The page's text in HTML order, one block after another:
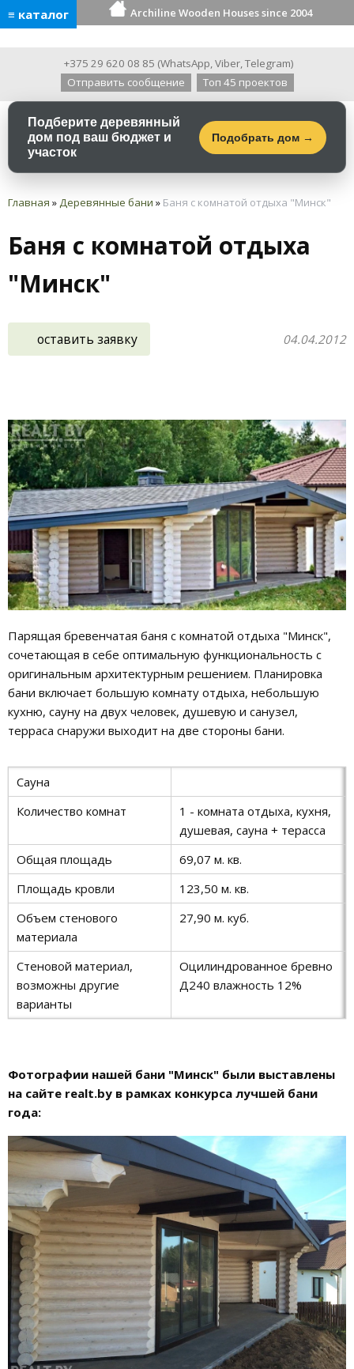
≡ каталог Archiline Wooden Houses since 2004
+375 29 620 08 85 (WhatsApp,Viber,Telegram)
Отправить сообщение
Топ 45 проектов
Подберите деревянный
дом под ваш бюджет и
участок
Подобрать дом →
Главная »Деревянные бани » Баня с комнатой отдыха "Минск"
Баня с комнатой отдыха
"Минск"
оставить заявку 04.04.2012
Парящая бревенчатая баня с комнатой отдыха "Минск",
сочетающая в себе оптимальную функциональность с
оригинальным архитектурным решением. Планировка
бани включает большую комнату отдыха, небольшую
кухню, сауну на двух человек, душевую и санузел,
терраса снаружи выходит на две стороны бани.
Сауна
Количество комнат
1 - комната отдыха, кухня,
душевая, сауна + терасса
Общая площадь
69,07 м. кв.
Площадь кровли
123,50 м. кв.
Объем стенового
материала
27,90 м. куб.
Стеновой материал,
возможны другие
варианты
Оцилиндрованное бревно
Д240 влажность 12%
Фотографии нашей бани "Минск" были выставлены
на сайте realt.by в рамках конкурса лучшей бани
года: